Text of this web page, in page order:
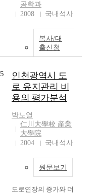
공학과
2008
국내석사
복사/대
출신청
5
인천광역시 도
로 유지관리 비
용의 평가분석
박노열
仁川大學校 産業
大學院
2004
국내석사
원문보기
도로연장의 증가와 더